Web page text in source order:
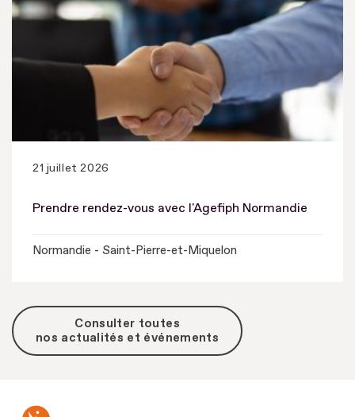
21 juillet 2026
Prendre rendez-vous avec l'Agefiph Normandie
Normandie - Saint-Pierre-et-Miquelon
Consulter toutes
nos actualités et événements